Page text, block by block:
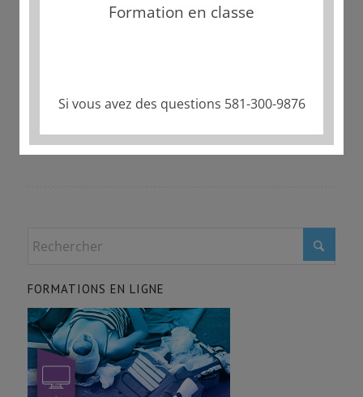
FORMATIONS EN LIGNE
Formation en classe
Si vous avez des questions 581-300-9876